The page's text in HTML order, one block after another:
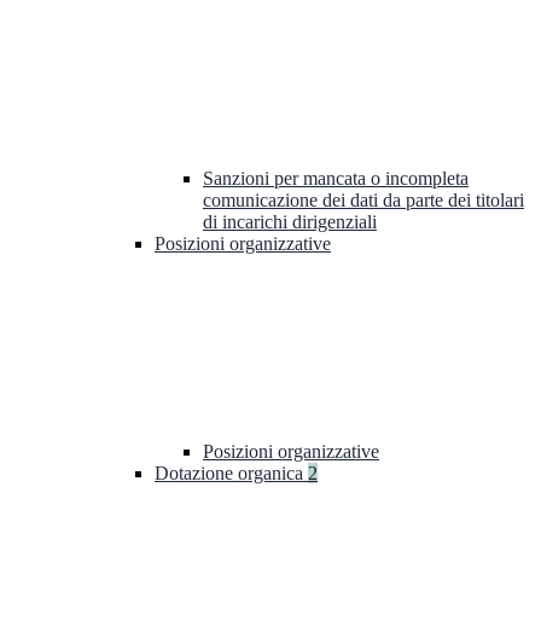
Sanzioni per mancata o incompleta
comunicazione dei dati da parte dei titolari
di incarichi dirigenziali
Posizioni organizzative
Posizioni organizzative
Dotazione organica 2